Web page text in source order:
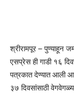
श्रीरामपूर – पुण्याहून
एसप्रेस ही गाडी १६
पत्रकात देण्यात आली
३७ दिवसांसाठी